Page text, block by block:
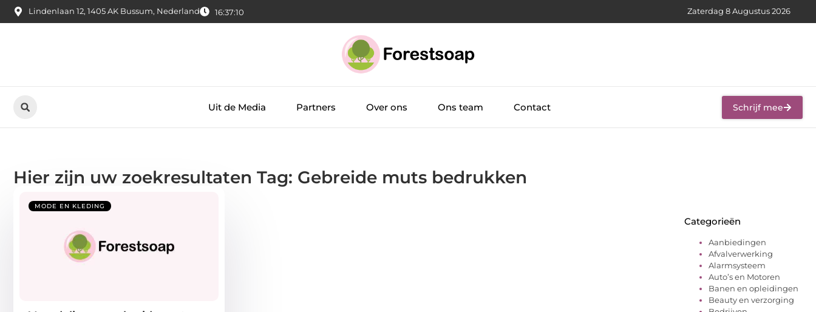
Lindenlaan 12, 1405 AK Bussum, Nederland 16:37:10 Zaterdag 8 Augustus 2026
Uit de Media Partners Over ons Ons team Contact Schrijf mee
Hier zijn uw zoekresultaten Tag: Gebreide muts bedrukken
MODE EN KLEDING
Categorieën
Aanbiedingen
Afvalverwerking
Alarmsysteem
Auto’s en Motoren
Banen en opleidingen
Beauty en verzorging